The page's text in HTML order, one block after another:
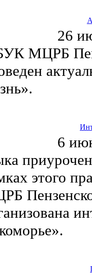
26
МЦРБ
6
этого